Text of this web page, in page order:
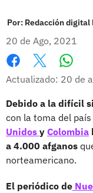
Por: Redacción digital
20 de Ago, 2021
Facebook
X
Actualizado: 20 de
Debido a la difícil
con la toma del
Unidos y Colombia
a 4.000 afganos
norteamericano.
El periódico de